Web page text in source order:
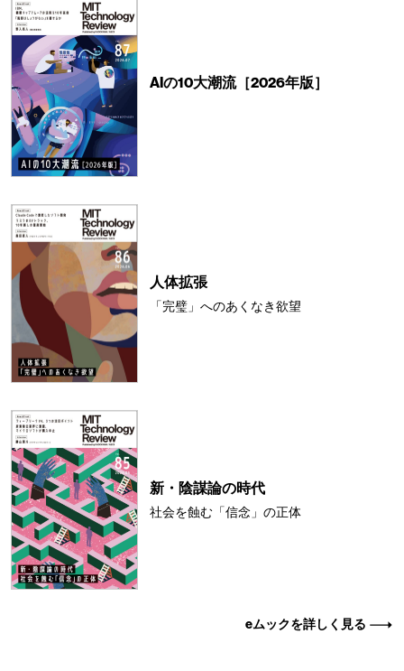
AIの10大潮流［2026年版］
人体拡張
「完璧」へのあくなき欲望
新・陰謀論の時代
社会を蝕む「信念」の正体
eムックを詳しく見る